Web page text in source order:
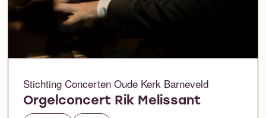
Stichting Concerten Oude Kerk Barneveld
Orgelconcert Rik Melissant